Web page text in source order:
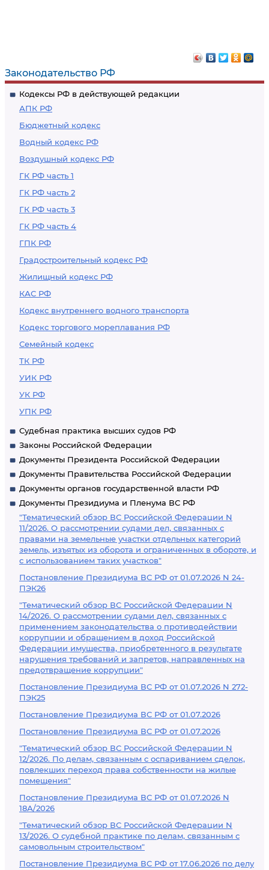
Законодательство РФ
Кодексы РФ в действующей редакции
АПК РФ
Бюджетный кодекс
Водный кодекс РФ
Воздушный кодекс РФ
ГК РФ часть 1
ГК РФ часть 2
ГК РФ часть 3
ГК РФ часть 4
ГПК РФ
Градостроительный кодекс РФ
Жилищный кодекс РФ
КАС РФ
Кодекс внутреннего водного транспорта
Кодекс торгового мореплавания РФ
Семейный кодекс
ТК РФ
УИК РФ
УК РФ
УПК РФ
Судебная практика высших судов РФ
Законы Российской Федерации
Документы Президента Российской Федерации
Документы Правительства Российской Федерации
Документы органов государственной власти РФ
Документы Президиума и Пленума ВС РФ
"Тематический обзор ВС Российской Федерации N
11/2026. О рассмотрении судами дел, связанных с
правами на земельные участки отдельных категорий
земель, изъятых из оборота и ограниченных в обороте, и
с использованием таких участков"
Постановление Президиума ВС РФ от 01.07.2026 N 24-
ПЭК26
"Тематический обзор ВС Российской Федерации N
14/2026. О рассмотрении судами дел, связанных с
применением законодательства о противодействии
коррупции и обращением в доход Российской
Федерации имущества, приобретенного в результате
нарушения требований и запретов, направленных на
предотвращение коррупции"
Постановление Президиума ВС РФ от 01.07.2026 N 272-
ПЭК25
Постановление Президиума ВС РФ от 01.07.2026
Постановление Президиума ВС РФ от 01.07.2026
"Тематический обзор ВС Российской Федерации N
12/2026. По делам, связанным с оспариванием сделок,
повлекших переход права собственности на жилые
помещения"
Постановление Президиума ВС РФ от 01.07.2026 N
18А/2026
"Тематический обзор ВС Российской Федерации N
13/2026. О судебной практике по делам, связанным с
самовольным строительством"
Постановление Президиума ВС РФ от 17.06.2026 по делу